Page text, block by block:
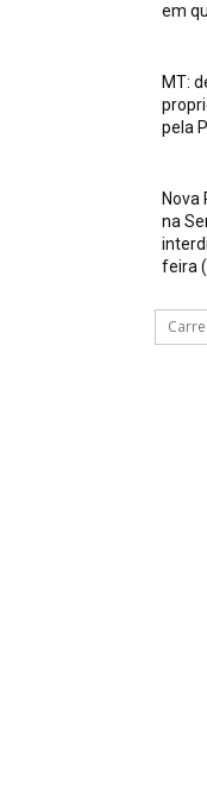
em
MT:
pela
Nova
na
feira